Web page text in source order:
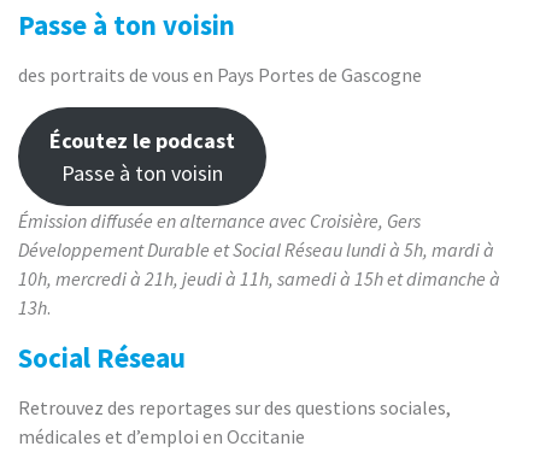
Passe à ton voisin
des portraits de vous en Pays Portes de Gascogne
Écoutez le podcast
Passe à ton voisin
Émission diffusée en alternance avec Croisière, Gers
Développement Durable et Social Réseau lundi à 5h, mardi à
10h, mercredi à 21h, jeudi à 11h, samedi à 15h et dimanche à
13h.
Social Réseau
Retrouvez des reportages sur des questions sociales,
médicales et d’emploi en Occitanie